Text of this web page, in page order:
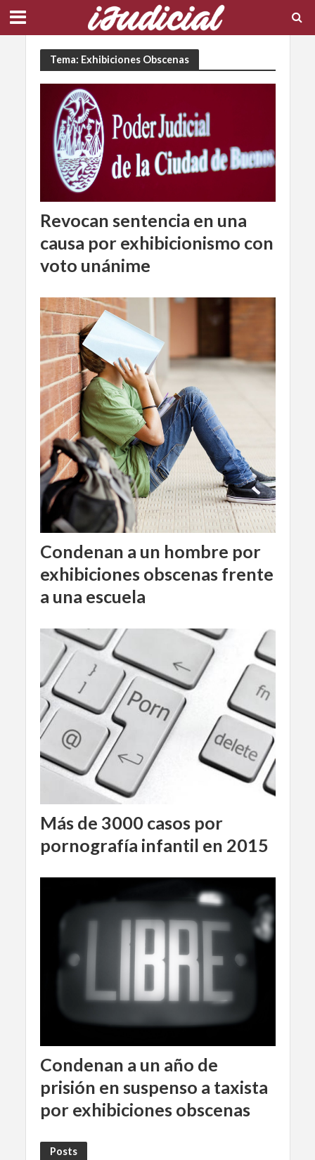
Tema: Exhibiciones Obscenas
Revocan sentencia en una
causa por exhibicionismo con
voto unánime
Condenan a un hombre por
exhibiciones obscenas frente
a una escuela
Más de 3000 casos por
pornografía infantil en 2015
Condenan a un año de
prisión en suspenso a taxista
por exhibiciones obscenas
Posts